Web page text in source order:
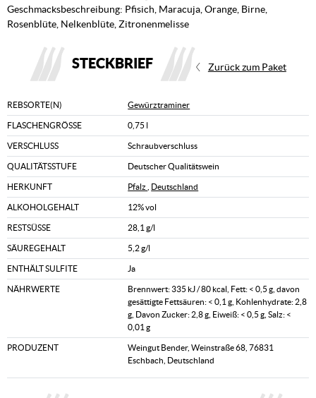
Geschmacksbeschreibung: Pfisich, Maracuja, Orange, Birne,
Rosenblüte, Nelkenblüte, Zitronenmelisse
STECKBRIEF Zurück zum Paket
REBSORTE(N) Gewürztraminer
FLASCHENGRÖSSE 0,75 l
VERSCHLUSS Schraubverschluss
QUALITÄTSSTUFE Deutscher Qualitätswein
HERKUNFT Pfalz Deutschland
ALKOHOLGEHALT 12% vol
RESTSÜSSE 28,1 g/l
SÄUREGEHALT 5,2 g/l
ENTHÄLT SULFITE Ja
NÄHRWERTE
Brennwert: 335 kJ / 80 kcal, Fett: < 0,5 g, davon
gesättigte Fettsäuren: < 0,1 g, Kohlenhydrate: 2,8
g, Davon Zucker: 2,8 g, Eiweiß: < 0,5 g, Salz: <
0,01 g
PRODUZENT
Weingut Bender, Weinstraße 68, 76831
Eschbach, Deutschland